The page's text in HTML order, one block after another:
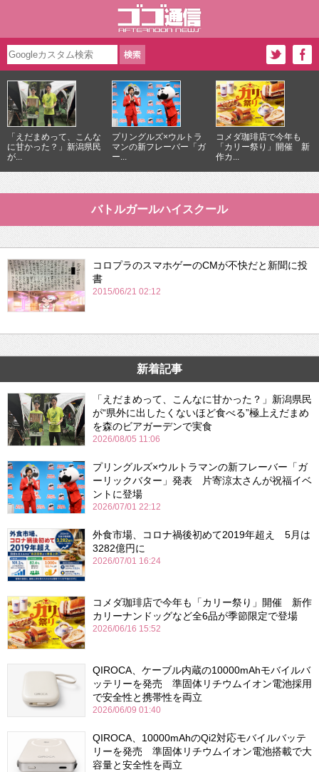
「えだまめって、こんな
に甘かった？」新潟県民
が...
プリングルズ×ウルトラ
マンの新フレーバー「ガ
ー...
コメダ珈琲店で今年も
「カリー祭り」開催 新
作カ...
バトルガールハイスクール
コロプラのスマホゲーのCMが不快だと新聞に投
書
2015/06/21 02:12
新着記事
「えだまめって、こんなに甘かった？」新潟県民
が“県外に出したくないほど食べる”極上えだまめ
を森のビアガーデンで実食
2026/08/05 11:06
プリングルズ×ウルトラマンの新フレーバー「ガ
ーリックバター」発表 片寄涼太さんが祝福イベ
ントに登場
2026/07/01 22:12
外食市場、コロナ禍後初めて2019年超え 5月は
3282億円に
2026/07/01 16:24
コメダ珈琲店で今年も「カリー祭り」開催 新作
カリーナンドッグなど全6品が季節限定で登場
2026/06/16 15:52
QIROCA、ケーブル内蔵の10000mAhモバイルバ
ッテリーを発売 準固体リチウムイオン電池採用
で安全性と携帯性を両立
2026/06/09 01:40
QIROCA、10000mAhのQi2対応モバイルバッテ
リーを発売 準固体リチウムイオン電池搭載で大
容量と安全性を両立